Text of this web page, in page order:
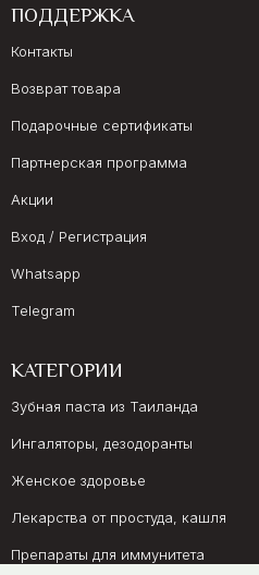
ПОДДЕРЖКА
Контакты
Возврат товара
Подарочные сертификаты
Партнерская программа
Акции
Вход / Регистрация
Whatsapp
Telegram
КАТЕГОРИИ
Зубная паста из Таиланда
Ингаляторы, дезодоранты
Женское здоровье
Лекарства от простуда, кашля
Препараты для иммунитета